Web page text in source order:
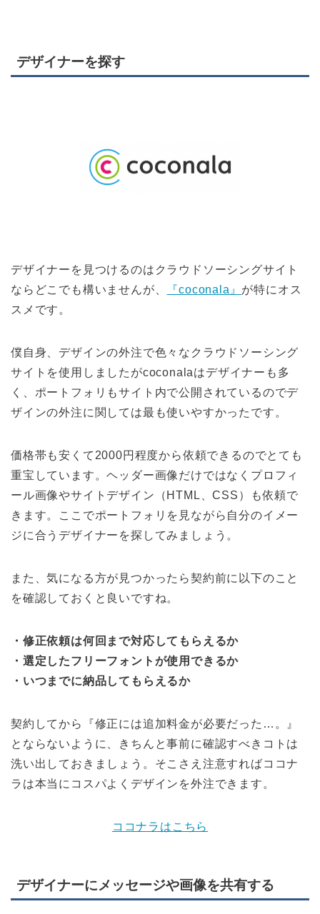
デザイナーを探す
デザイナーを見つけるのはクラウドソーシングサイト
ならどこでも構いませんが、
『coconala』 が特にオス
スメです。
僕自身、デザインの外注で色々なクラウドソーシング
サイトを使用しましたがcoconalaはデザイナーも多
く、ポートフォリもサイト内で公開されているのでデ
ザインの外注に関しては最も使いやすかったです。
価格帯も安くて2000円程度から依頼できるのでとても
重宝しています。ヘッダー画像だけではなくプロフィ
ール画像やサイトデザイン（HTML、CSS）も依頼で
きます。ここでポートフォリを見ながら自分のイメー
ジに合うデザイナーを探してみましょう。
また、気になる方が見つかったら契約前に以下のこと
を確認しておくと良いですね。
・修正依頼は何回まで対応してもらえるか
・選定したフリーフォントが使用できるか
・いつまでに納品してもらえるか
契約してから『修正には追加料金が必要だった…。』
とならないように、きちんと事前に確認すべきコトは
洗い出しておきましょう。そこさえ注意すればココナ
ラは本当にコスパよくデザインを外注できます。
ココナラはこちら
デザイナーにメッセージや画像を共有する